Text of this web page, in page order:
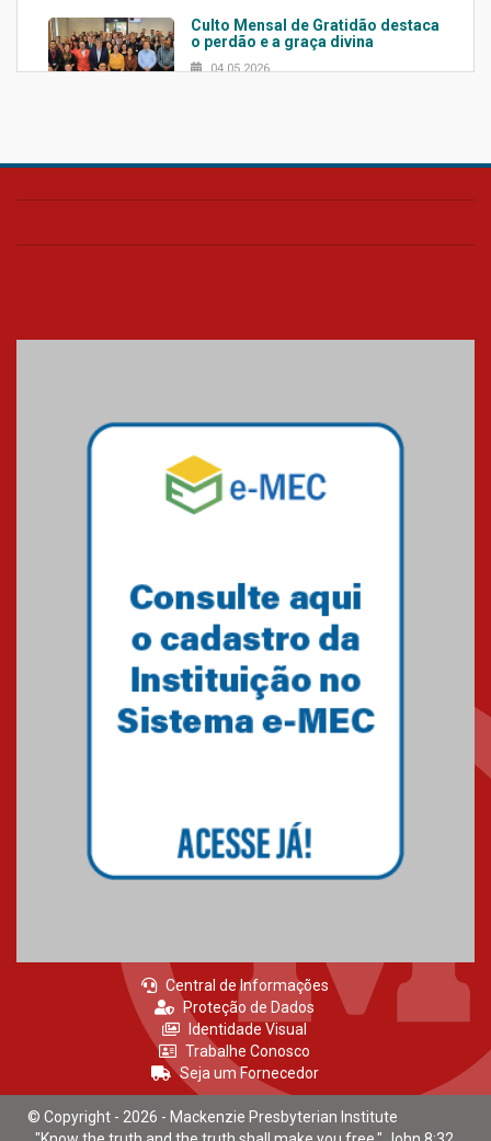
Culto Mensal de Gratidão destaca
o perdão e a graça divina
04.05.2026
Confira como foi o culto mensal
Mackenzie mobiliza campanha
solidária para apoiar famílias em
Minas Gerais
Primeiro culto do ano ressalta o
27.02.2026
Central de Informações
Proteção de Dados
Identidade Visual
Trabalhe Conosco
Seja um Fornecedor
© Copyright - 2026 - Mackenzie Presbyterian Institute